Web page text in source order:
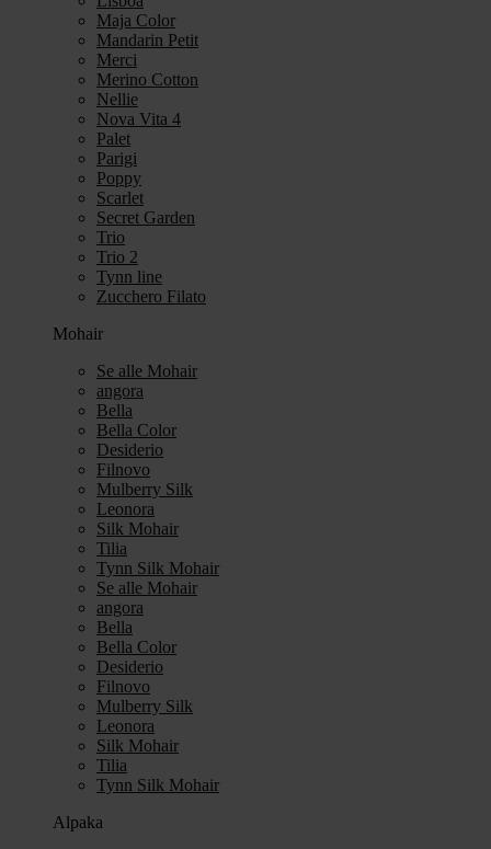
Maja Color
Mandarin Petit
Merci
Merino Cotton
Nellie
Nova Vita 4
Palet
Parigi
Poppy
Scarlet
Secret Garden
Trio
Trio 2
Tynn line
Zucchero Filato
Mohair
Se alle Mohair
angora
Bella
Bella Color
Desiderio
Filnovo
Mulberry Silk
Leonora
Silk Mohair
Tilia
Tynn Silk Mohair
Se alle Mohair
angora
Bella
Bella Color
Desiderio
Filnovo
Mulberry Silk
Leonora
Silk Mohair
Tilia
Tynn Silk Mohair
Alpaka